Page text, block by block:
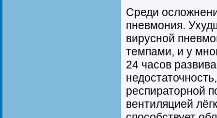
Среди
пневмония.
вирусной
темпами, и у
24 часов
респираторной
вентиляцией